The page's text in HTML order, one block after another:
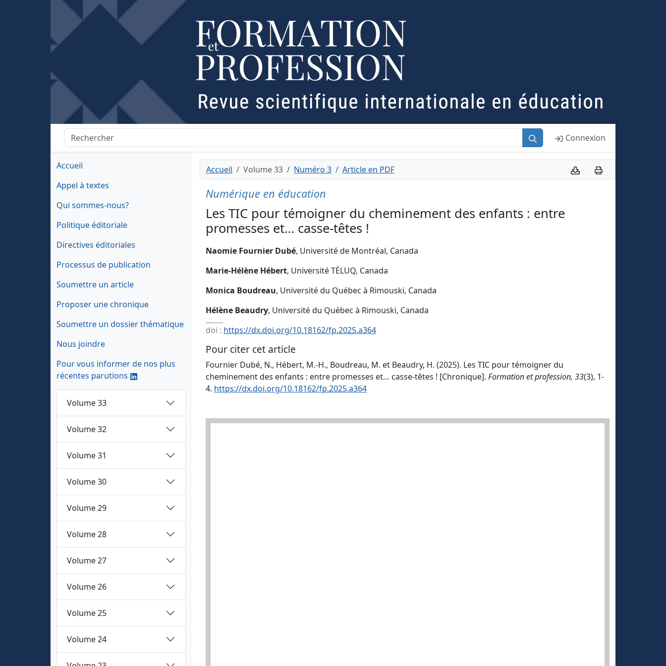
Connexion
Accueil
Appel à textes
Qui sommes-nous?
Politique éditoriale
Directives éditoriales
Processus de publication
Soumettre un article
Proposer une chronique
Soumettre un dossier thématique
Nous joindre
Pour vous informer de nos plus
récentes parutions
Volume 33
Volume 32
Volume 31
Volume 30
Volume 29
Volume 28
Volume 27
Volume 26
Volume 25
Volume 24
Accueil Volume 33 Numéro 3 Article en PDF
Numérique en éducation
Les TIC pour témoigner du cheminement des enfants : entre
promesses et… casse-têtes !
Naomie Fournier Dubé, Université de Montréal, Canada
Marie-Hélène Hébert, Université TÉLUQ, Canada
Monica Boudreau, Université du Québec à Rimouski, Canada
Hélène Beaudry, Université du Québec à Rimouski, Canada
doi : https://dx.doi.org/10.18162/fp.2025.a364
Pour citer cet article
Fournier Dubé, N., Hébert, M.-H., Boudreau, M. et Beaudry, H. (2025). Les TIC pour témoigner du
cheminement des enfants : entre promesses et… casse-têtes ! [Chronique]. Formation et profession, 33(3), 1-
4. https://dx.doi.org/10.18162/fp.2025.a364